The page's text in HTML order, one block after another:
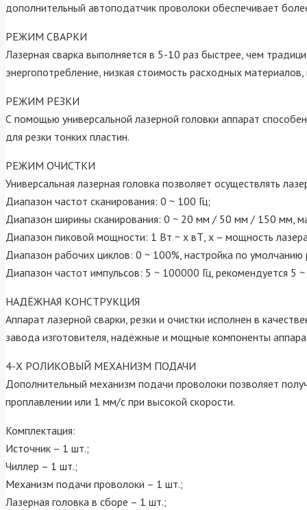
дополнительный автоподатчик проволоки обеспечивает
РЕЖИМ СВАРКИ
Лазерная сварка выполняется в 5-10 раз быстрее, чем
энергопотребление, низкая стоимость расходных
РЕЖИМ РЕЗКИ
С помощью универсальной лазерной головки аппарат
для резки тонких пластин.
РЕЖИМ ОЧИСТКИ
Универсальная лазерная головка позволяет осуществлять
Диапазон частот сканирования: 0 ~ 100 Гц;
Диапазон ширины сканирования: 0 ~ 20 мм / 50 мм / 150 мм,
Диапазон пиковой мощности: 1 Вт ~ x вТ, x – мощность
Диапазон рабочих циклов: 0 ~ 100%, настройка по умолчанию
Диапазон частот импульсов: 5 ~ 100000 Гц, рекомендуется 5
НАДЁЖНАЯ КОНСТРУКЦИЯ
Аппарат лазерной сварки, резки и очистки исполнен в
завода изготовителя, надёжные и мощные компоненты
4-Х РОЛИКОВЫЙ МЕХАНИЗМ ПОДАЧИ
Дополнительный механизм подачи проволоки позволяет
проплавлении или 1 мм/с при высокой скорости.
Комплектация:
Источник – 1 шт.;
Чиллер – 1 шт.;
Механизм подачи проволоки – 1 шт.;
Лазерная головка в сборе – 1 шт.;